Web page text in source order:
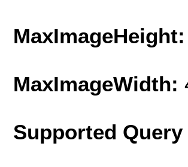
MaxImageHeight:
MaxImageWidth:
Supported